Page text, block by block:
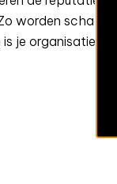
worden
je organisatie